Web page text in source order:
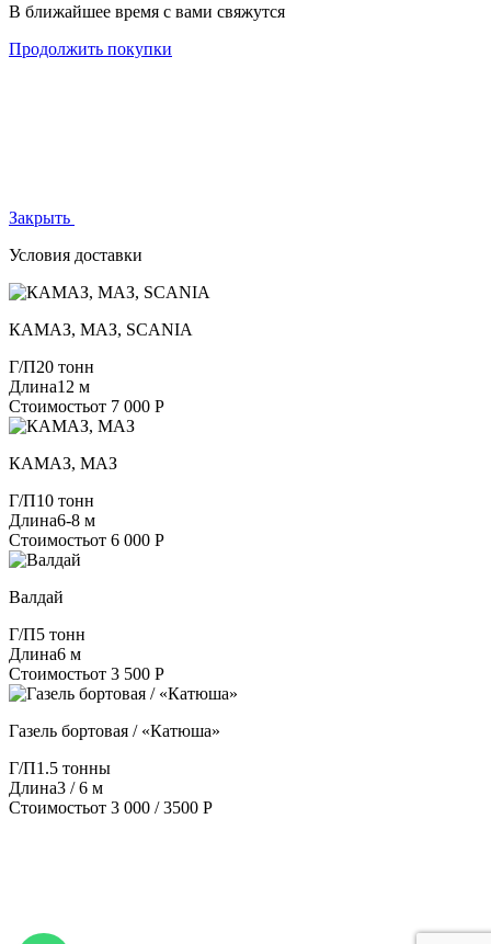
В ближайшее время с вами свяжутся
Продолжить покупки
Закрыть
Условия доставки
КАМАЗ, МАЗ, SCANIA
Г/П20 тонн
Длина12 м
Стоимостьот 7 000 Р
КАМАЗ, МАЗ
Г/П10 тонн
Длина6-8 м
Стоимостьот 6 000 Р
Валдай
Г/П5 тонн
Длина6 м
Стоимостьот 3 500 Р
Газель бортовая / «Катюша»
Г/П1.5 тонны
Длина3 / 6 м
Стоимостьот 3 000 / 3500 Р